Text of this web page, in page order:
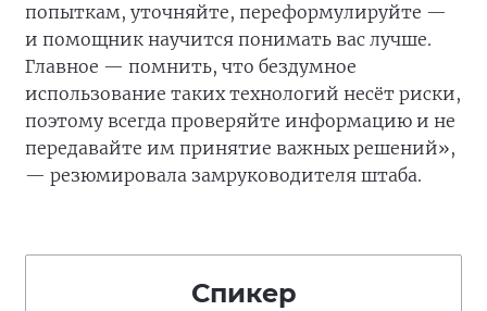
попыткам, уточняйте, переформулируйте —
и помощник научится понимать вас лучше.
Главное — помнить, что бездумное
использование таких технологий несёт риски,
поэтому всегда проверяйте информацию и не
передавайте им принятие важных решений»,
— резюмировала замруководителя штаба.
Спикер